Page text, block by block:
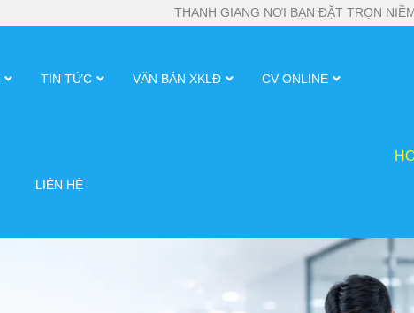
THANH GIANG NƠI BẠN ĐẶT TRỌN
TIN TỨC VĂN BẢN XKLĐ CV ONLINE
LIÊN HỆ